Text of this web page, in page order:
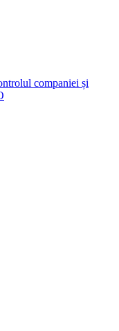
companiei și